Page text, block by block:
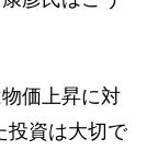
価上昇に対
投資は大切で